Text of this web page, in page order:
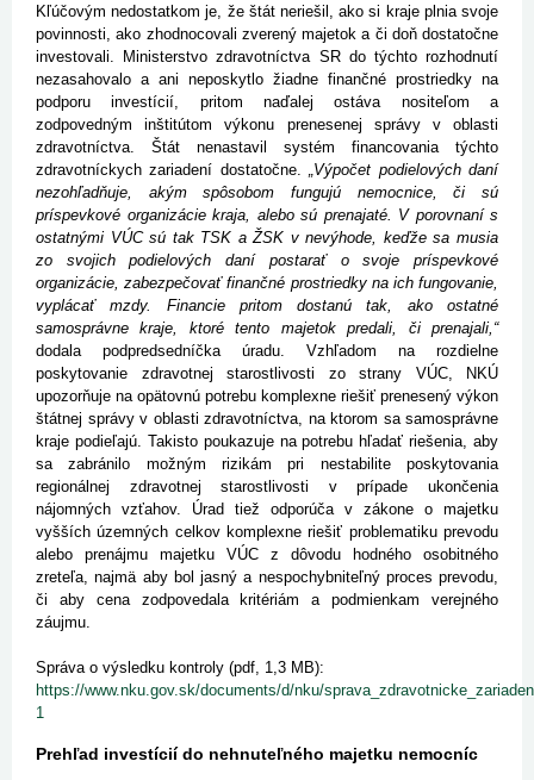
Kľúčovým nedostatkom je, že štát neriešil, ako si kraje plnia svoje
povinnosti, ako zhodnocovali zverený majetok a či doň dostatočne
investovali. Ministerstvo zdravotníctva SR do týchto rozhodnutí
nezasahovalo a ani neposkytlo žiadne finančné prostriedky na
podporu investícií, pritom naďalej ostáva nositeľom a
zodpovedným inštitútom výkonu prenesenej správy v oblasti
zdravotníctva. Štát nenastavil systém financovania týchto
zdravotníckych zariadení dostatočne.„Výpočet podielových daní
nezohľadňuje, akým spôsobom fungujú nemocnice, či sú
príspevkové organizácie kraja, alebo sú prenajaté. V porovnaní s
ostatnými VÚC sú tak TSK a ŽSK v nevýhode, keďže sa musia
zo svojich podielových daní postarať o svoje príspevkové
organizácie, zabezpečovať finančné prostriedky na ich fungovanie,
vyplácať mzdy. Financie pritom dostanú tak, ako ostatné
samosprávne kraje, ktoré tento majetok predali, či prenajali,“
dodala podpredsedníčka úradu. Vzhľadom na rozdielne
poskytovanie zdravotnej starostlivosti zo strany VÚC, NKÚ
upozorňuje na opätovnú potrebu komplexne riešiť prenesený výkon
štátnej správy v oblasti zdravotníctva, na ktorom sa samosprávne
kraje podieľajú. Takisto poukazuje na potrebu hľadať riešenia, aby
sa zabránilo možným rizikám pri nestabilite poskytovania
regionálnej zdravotnej starostlivosti v prípade ukončenia
nájomných vzťahov. Úrad tiež odporúča v zákone o majetku
vyšších územných celkov komplexne riešiť problematiku prevodu
alebo prenájmu majetku VÚC z dôvodu hodného osobitného
zreteľa, najmä aby bol jasný a nespochybniteľný proces prevodu,
či aby cena zodpovedala kritériám a podmienkam verejného
záujmu.
Správa o výsledku kontroly (pdf, 1,3 MB):
https://www.nku.gov.sk/documents/d/nku/
1
Prehľad investícií do nehnuteľného majetku nemocníc